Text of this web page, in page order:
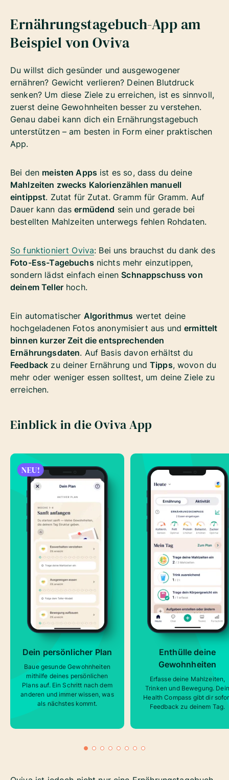
Ernährungstagebuch-App am
Beispiel von Oviva
Du willst dich gesünder und ausgewogener
ernähren? Gewicht verlieren? Deinen Blutdruck
senken? Um diese Ziele zu erreichen, ist es sinnvoll,
zuerst deine Gewohnheiten besser zu verstehen.
Genau dabei kann dich ein Ernährungstagebuch
unterstützen – am besten in Form einer praktischen
App.
Bei den meisten Apps ist es so, dass du deine
Mahlzeiten zwecks Kalorienzählen manuell
eintippst. Zutat für Zutat. Gramm für Gramm. Auf
Dauer kann dasermüdend sein und gerade bei
bestellten Mahlzeiten unterwegs fehlen Rohdaten.
So funktioniert Oviva: Bei uns brauchst du dank des
Foto-Ess-Tagebuchsnichts mehr einzutippen,
sondern lädst einfach einenSchnappschuss von
deinem Tellerhoch.
Ein automatischer Algorithmus wertet deine
hochgeladenen Fotos anonymisiert aus undermittelt
binnen kurzer Zeit die entsprechenden
Ernährungsdaten. Auf Basis davon erhältst du
Feedback zu deiner Ernährung und Tipps, wovon du
mehr oder weniger essen solltest, um deine Ziele zu
erreichen.
Einblick in die Oviva App
NEU!
Dein persönlicher Plan
Baue gesunde Gewohnheiten
mithilfe deines persönlichen
Plans auf. Ein Schritt nach dem
anderen und immer wissen, was
als nächstes kommt.
Enthülle deine
Gewohnheiten
Erfasse deine Mahlzeiten,
Trinken und Bewegung. Dein
Health Compass gibt dir
Feedback zu deinem Tag.